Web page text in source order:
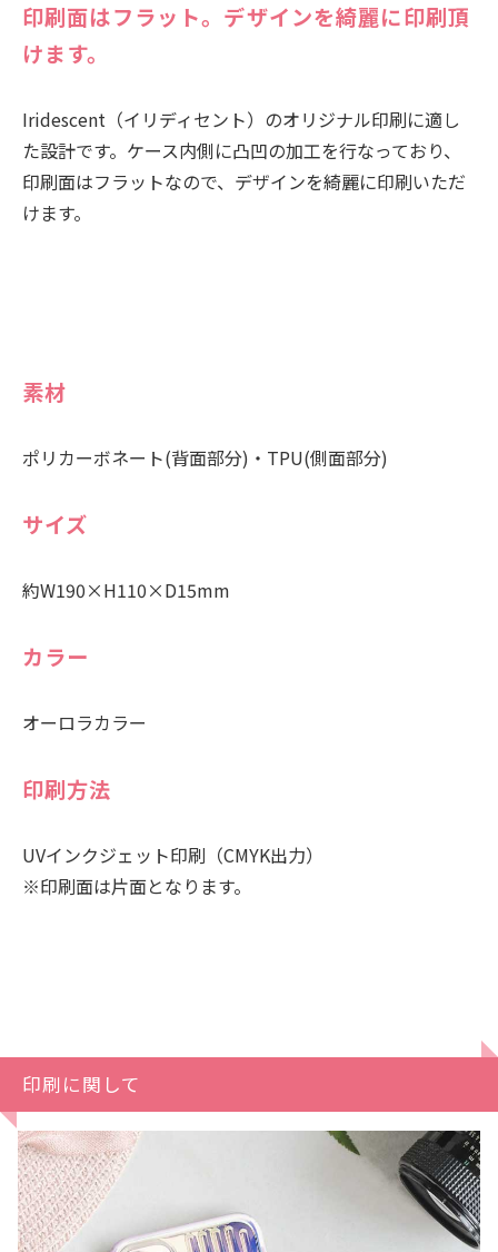
印刷面はフラット。デザインを綺麗に印刷頂
けます。
Iridescent（イリディセント）のオリジナル印刷に適し
た設計です。ケース内側に凸凹の加工を行なっており、
印刷面はフラットなので、デザインを綺麗に印刷いただ
けます。
素材
ポリカーボネート(背面部分)・TPU(側面部分)
サイズ
約W190×H110×D15mm
カラー
オーロラカラー
印刷方法
UVインクジェット印刷（CMYK出力）
※印刷面は片面となります。
印刷に関して